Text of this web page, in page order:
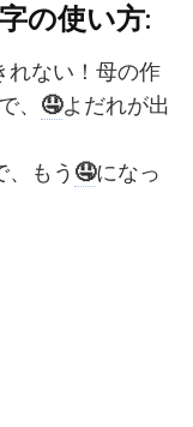
の使い方:
れない！母の作
、 🤤よだれが出
、もう 🤤になっ